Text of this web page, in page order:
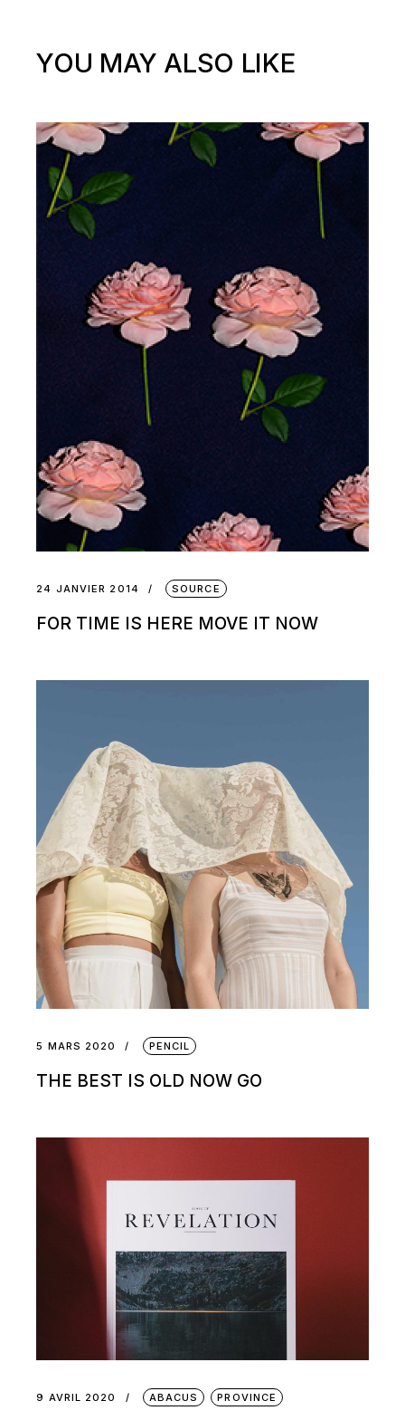
YOU MAY ALSO LIKE
24 JANVIER 2014 SOURCE
FOR TIME IS HERE MOVE IT NOW
5 MARS 2020 PENCIL
THE BEST IS OLD NOW GO
9 AVRIL 2020 ABACUS PROVINCE